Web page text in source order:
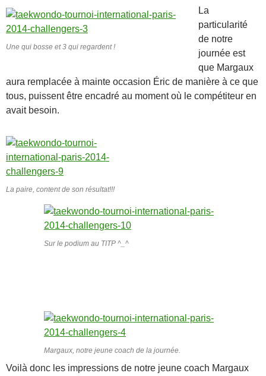
Une qui bosse et 3 qui regardent !
La
particularité
de notre
journée est
que Margaux
aura remplacée à mainte occasion Éric de manière à ce que
tous, puissent être encadré au moment où le compétiteur en
avait besoin.
La paire, content de son résultat!!!
Sur le podium au TITP ^_^
Margaux, notre jeune coach de la journée.
Voilà donc les impressions de notre jeune coach Margaux